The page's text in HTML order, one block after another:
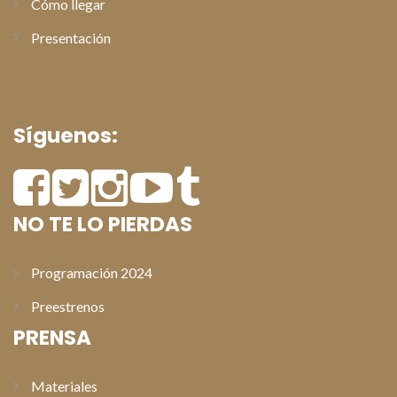
Cómo llegar
Presentación
Síguenos:
NO TE LO PIERDAS
Programación 2024
Preestrenos
PRENSA
Materiales